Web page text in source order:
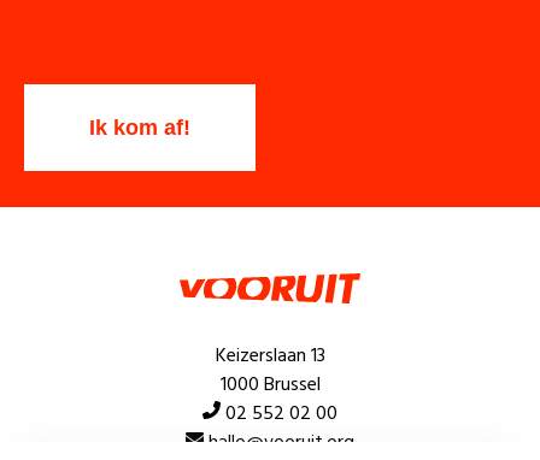
Keizerslaan 13
1000 Brussel
02 552 02 00
hallo@vooruit.org